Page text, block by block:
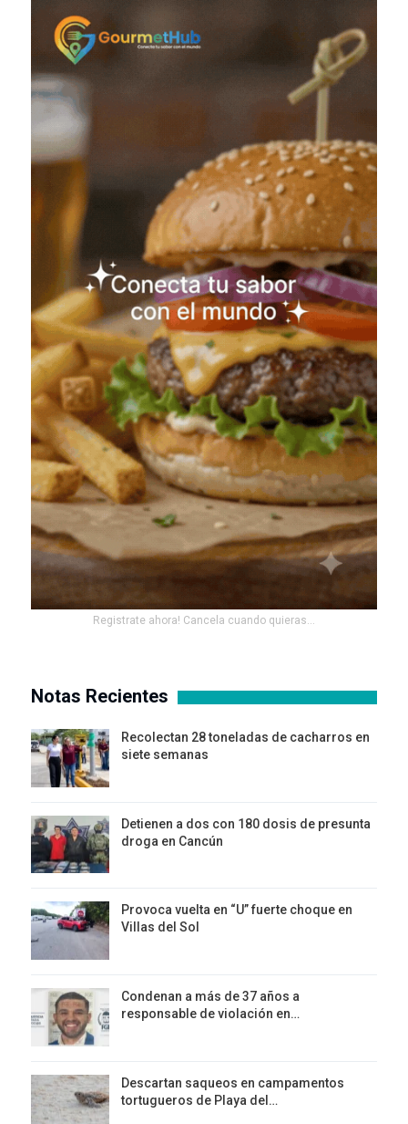
Registrate ahora! Cancela cuando quieras...
Notas Recientes
Recolectan 28 toneladas de cacharros en
siete semanas
Detienen a dos con 180 dosis de presunta
droga en Cancún
Provoca vuelta en “U” fuerte choque en
Villas del Sol
Condenan a más de 37 años a
responsable de violación en…
Descartan saqueos en campamentos
tortugueros de Playa del…